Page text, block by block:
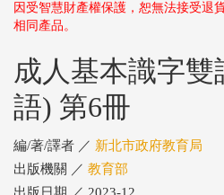
因受智慧財產權保護，恕無法接受退
相同產品。
成人基本識字雙
語) 第6冊
編/著/譯者 ／ 新北市政府教育局
出版機關 ／ 教育部